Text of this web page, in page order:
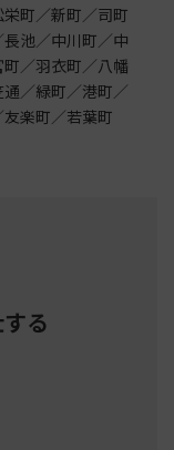
町／新町／司町
池／中川町／中
／羽衣町／八幡
／緑町／港町／
楽町／若葉町
る